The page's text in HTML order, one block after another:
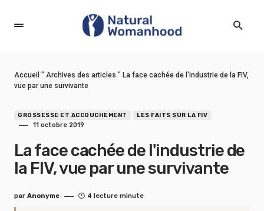
Accueil " Archives des articles " La face cachée de l'industrie de la FIV,
vue par une survivante
GROSSESSE ET ACCOUCHEMENT LES FAITS SUR LA FIV
11 octobre 2019
La face cachée de l'industrie de
la FIV, vue par une survivante
par Anonyme 4 lecture minute